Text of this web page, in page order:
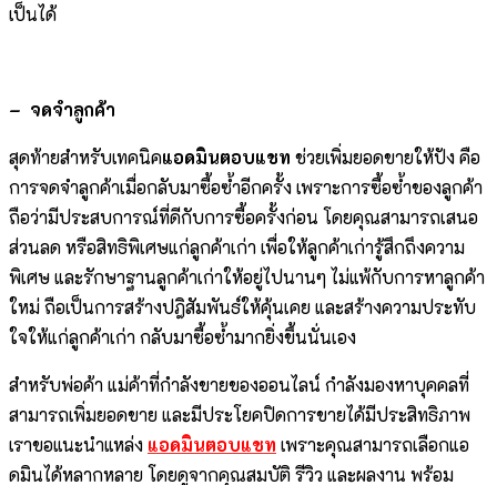
เป็นได้
– จดจำลูกค้า
สุดท้ายสำหรับเทคนิคแอดมินตอบแชท ช่วยเพิ่มยอดขายให้ปัง คือ
การจดจำลูกค้าเมื่อกลับมาซื้อซ้ำอีกครั้ง เพราะการซื้อซ้ำของลูกค้า
ถือว่ามีประสบการณ์ที่ดีกับการซื้อครั้งก่อน โดยคุณสามารถเสนอ
ส่วนลด หรือสิทธิพิเศษแก่ลูกค้าเก่า เพื่อให้ลูกค้าเก่ารู้สึกถึงความ
พิเศษ และรักษาฐานลูกค้าเก่าให้อยู่ไปนานๆ ไม่แพ้กับการหาลูกค้า
ใหม่ ถือเป็นการสร้างปฎิสัมพันธ์ให้คุ้นเคย และสร้างความประทับ
ใจให้แก่ลูกค้าเก่า กลับมาซื้อซ้ำมากยิ่งขึ้นนั่นเอง
สำหรับพ่อค้า แม่ค้าที่กำลังขายของออนไลน์ กำลังมองหาบุคคลที่
สามารถเพิ่มยอดขาย และมีประโยคปิดการขายได้มีประสิทธิภาพ
เราขอแนะนำแหล่ง แอดมินตอบแชท เพราะคุณสามารถเลือกแอ
ดมินได้หลากหลาย โดยดูจากคุณสมบัติ รีวิว และผลงาน พร้อม